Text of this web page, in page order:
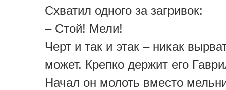
Схватил одного за загривок:
– Стой! Мели!
Черт и так и этак – никак
может. Крепко держит его
Начал он молоть вместо